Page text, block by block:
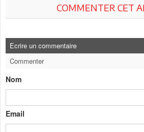
COMMENTER CET
Ecrire un commentaire
Commenter
Nom
Email